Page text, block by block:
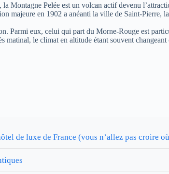
Montagne Pelée est un volcan actif devenu
majeure en 1902 a anéanti la ville de Saint-Pierre,
Parmi eux, celui qui part du Morne-Rouge est
matinal, le climat en altitude étant souvent
de luxe de France (vous n’allez pas croire